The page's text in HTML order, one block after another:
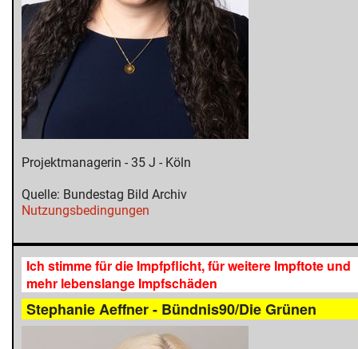
Projektmanagerin - 35 J - Köln
Quelle: Bundestag Bild Archiv
Nutzungsbedingungen
Ich stimme für die Impfpflicht, für weitere Impftote und
mehr lebenslange Impfschäden
Stephanie Aeffner - Bündnis90/Die Grünen